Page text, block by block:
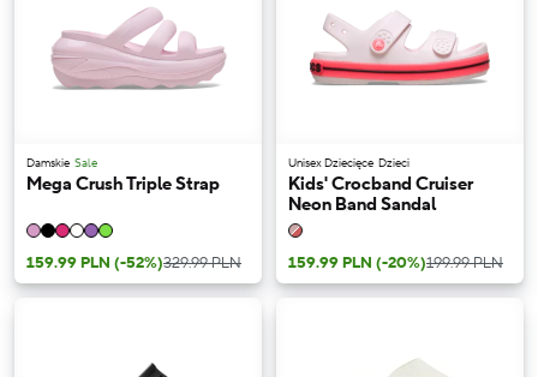
Damskie Sale
Mega Crush Triple Strap
159.99 PLN (-52%)329.99 PLN
Unisex Dziecięce Dzieci
Kids' Crocband Cruiser
Neon Band Sandal
159.99 PLN (-20%)199.99 PLN